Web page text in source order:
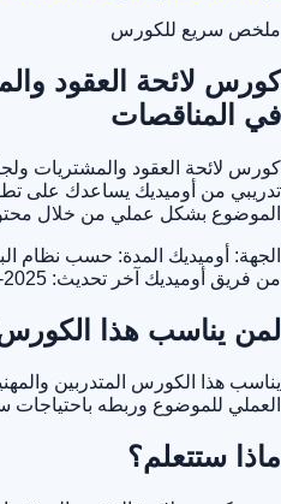
ملخص سريع للكورس
كورس لائحة العقود
في المناقصات
كورس لائحة العقود والمشتريات
تدريبي من أوميديك يساعدك على
الموضوع بشكل عملي من خلال
الجهة: أوميديك المدة: حسب نظام
من فريق أوميديك آخر تحديث: 2025-11-02
لمن يناسب هذا
يناسب هذا الكورس المتدربين
العملي للموضوع وربطه باحتياجات
ماذا ستتعلم؟